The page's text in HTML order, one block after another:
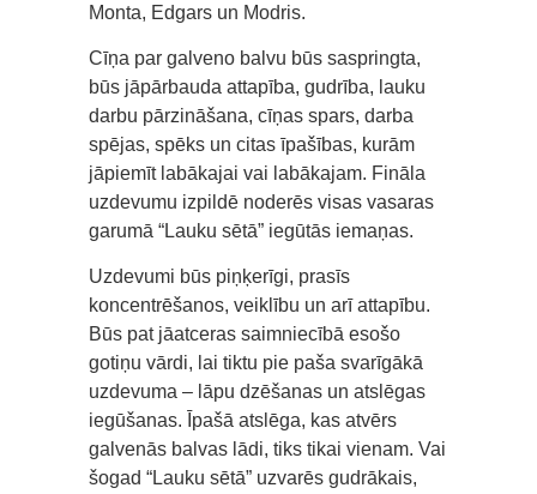
Monta, Edgars un Modris.
Cīņa par galveno balvu būs saspringta,
būs jāpārbauda attapība, gudrība, lauku
darbu pārzināšana, cīņas spars, darba
spējas, spēks un citas īpašības, kurām
jāpiemīt labākajai vai labākajam. Fināla
uzdevumu izpildē noderēs visas vasaras
garumā “Lauku sētā” iegūtās iemaņas.
Uzdevumi būs piņķerīgi, prasīs
koncentrēšanos, veiklību un arī attapību.
Būs pat jāatceras saimniecībā esošo
gotiņu vārdi, lai tiktu pie paša svarīgākā
uzdevuma – lāpu dzēšanas un atslēgas
iegūšanas. Īpašā atslēga, kas atvērs
galvenās balvas lādi, tiks tikai vienam. Vai
šogad “Lauku sētā” uzvarēs gudrākais,